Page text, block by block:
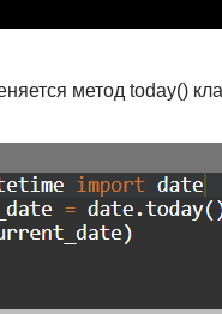
метод today()